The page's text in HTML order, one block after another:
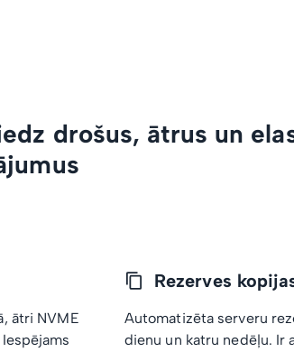
drošus, ātrus un
ātri NVME
Rezerves
Automatizēta serveru
dienu un katru nedēļu. Ir